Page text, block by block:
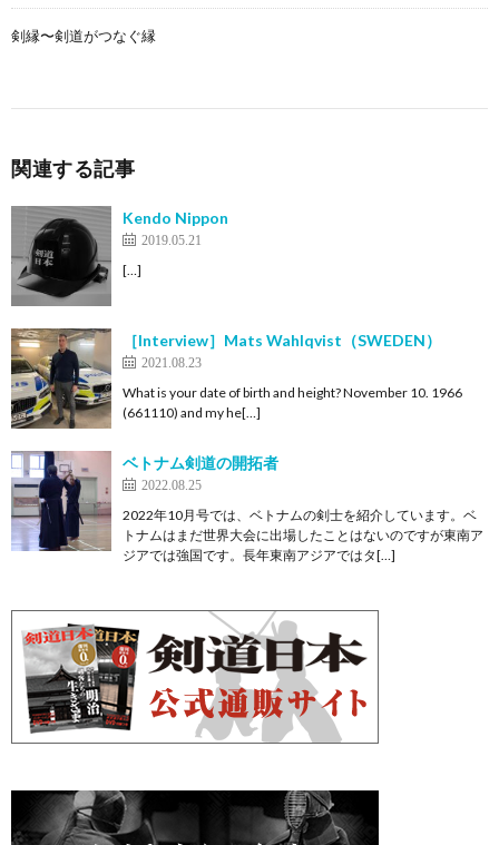
剣縁〜剣道がつなぐ縁
関連する記事
Kendo Nippon
2019.05.21
[…]
［Interview］Mats Wahlqvist（SWEDEN）
2021.08.23
What is your date of birth and height? November 10. 1966
(661110) and my he[…]
ベトナム剣道の開拓者
2022.08.25
2022年10月号では、ベトナムの剣士を紹介しています。ベ
トナムはまだ世界大会に出場したことはないのですが東南ア
ジアでは強国です。長年東南アジアではタ[…]